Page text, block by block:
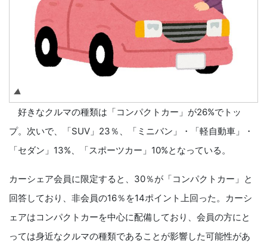
▲
好きなクルマの種類は「コンパクトカー」が26%でトッ
プ。次いで、「SUV」23％、「ミニバン」・「軽自動車」・
「セダン」13%、「スポーツカー」10%となっている。
カーシェア会員に限定すると、30％が「コンパクトカー」と
回答しており、非会員の16％を14ポイント上回った。カーシ
ェアはコンパクトカーを中心に配備しており、会員の方にと
っては身近なクルマの種類であることが影響した可能性があ